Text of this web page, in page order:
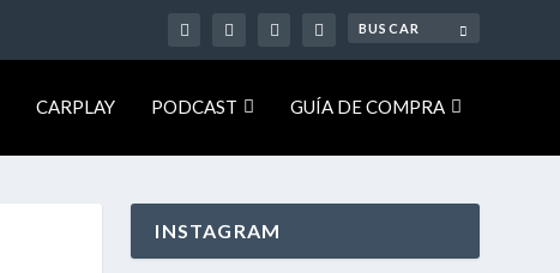
CARPLAY PODCAST GUÍA DE COMPRA
INSTAGRAM